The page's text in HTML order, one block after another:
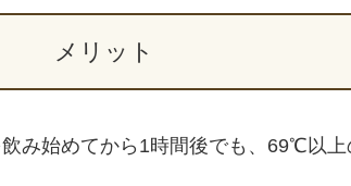
メリット
み始めてから1時間後でも、69℃以